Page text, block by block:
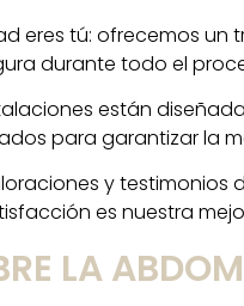
eres tú: ofrecemos un
durante todo el
están
para garantizar la
y testimonios
es nuestra
LA